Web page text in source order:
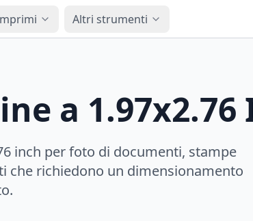
Altri strumenti
a 1.97x2.76
inch per foto di documenti, stampe
che richiedono un dimensionamento